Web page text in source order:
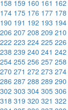
158 159 160 161 162
174 175 176 177 178
190 191 192 193 194
206 207 208 209 210
222 223 224 225 226
238 239 240 241 242
254 255 256 257 258
270 271 272 273 274
286 287 288 289 290
302 303 304 305 306
318 319 320 321 322